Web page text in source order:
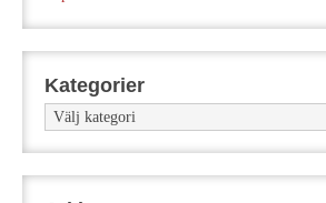
Kategorier
Kategorier